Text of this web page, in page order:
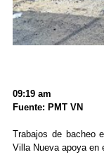
09:19 am
Fuente: PMT VN
Trabajos de bacheo
Villa Nueva apoya en